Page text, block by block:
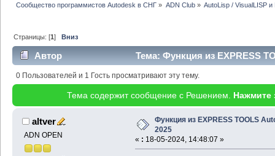
Сообщество программистов Autodesk в СНГ » ADN Club» AutoLisp / VisualLISP и
Страницы: [1]Вниз
Автор
Тема: Функция из EXPRESS
раз)
0 Пользователей и 1 Гость просматривают эту тему.
Тема содержит сообщение с Решением. Нажмите
altver
ADN OPEN
Функция из EXPRESS TOOLS
2025
« : 18-05-2024, 14:48:07 »